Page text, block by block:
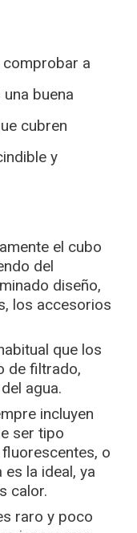
comprobar a
buena
cubren
y
el cubo
del
diseño,
los accesorios
que los
de filtrado,
agua.
incluyen
ser tipo
o
es la ideal, ya
calor.
raro y poco